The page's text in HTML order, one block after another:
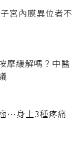
宮內膜異位者不
摩緩解嗎？中醫
…身上3種疼痛